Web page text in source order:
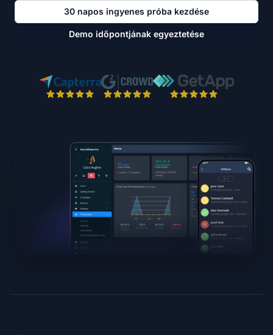
30 napos ingyenes próba kezdése
Demo időpontjának egyeztetése